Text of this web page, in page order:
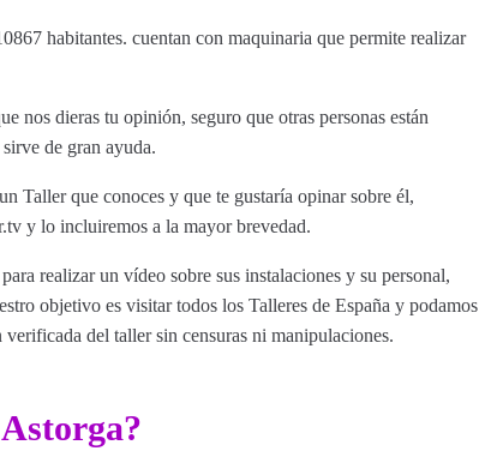
habitantes. cuentan con maquinaria que permite realizar
nos dieras tu opinión, seguro que otras personas están
de gran ayuda.
Taller que conoces y que te gustaría opinar sobre él,
y lo incluiremos a la mayor brevedad.
realizar un vídeo sobre sus instalaciones y su personal,
objetivo es visitar todos los Talleres de España y podamos
del taller sin censuras ni manipulaciones.